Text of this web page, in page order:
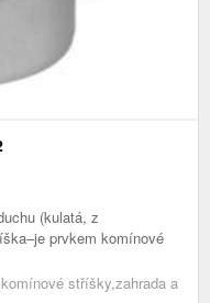
(kulatá, z
prvkem komínové
stříšky,zahrada a